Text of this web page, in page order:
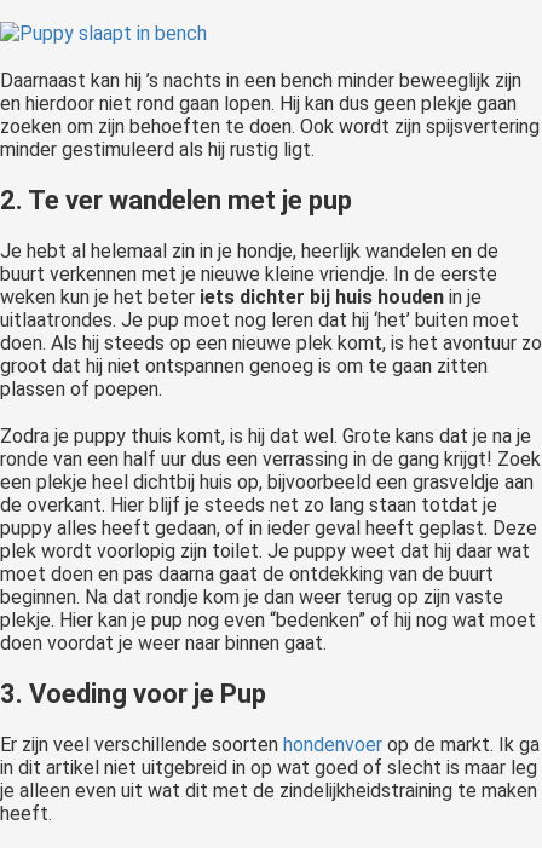
Daarnaast kan hij ’s nachts in een bench minder beweeglijk zijn
en hierdoor niet rond gaan lopen. Hij kan dus geen plekje gaan
zoeken om zijn behoeften te doen. Ook wordt zijn spijsvertering
minder gestimuleerd als hij rustig ligt.
2. Te ver wandelen met je pup
Je hebt al helemaal zin in je hondje, heerlijk wandelen en de
buurt verkennen met je nieuwe kleine vriendje. In de eerste
weken kun je het beter iets dichter bij huis houden in je
uitlaatrondes. Je pup moet nog leren dat hij ‘het’ buiten moet
doen. Als hij steeds op een nieuwe plek komt, is het avontuur zo
groot dat hij niet ontspannen genoeg is om te gaan zitten
plassen of poepen.
Zodra je puppy thuis komt, is hij dat wel. Grote kans dat je na je
ronde van een half uur dus een verrassing in de gang krijgt! Zoek
een plekje heel dichtbij huis op, bijvoorbeeld een grasveldje aan
de overkant. Hier blijf je steeds net zo lang staan totdat je
puppy alles heeft gedaan, of in ieder geval heeft geplast. Deze
plek wordt voorlopig zijn toilet. Je puppy weet dat hij daar wat
moet doen en pas daarna gaat de ontdekking van de buurt
beginnen. Na dat rondje kom je dan weer terug op zijn vaste
plekje. Hier kan je pup nog even “bedenken” of hij nog wat moet
doen voordat je weer naar binnen gaat.
3. Voeding voor je Pup
Er zijn veel verschillende soorten hondenvoer op de markt. Ik ga
in dit artikel niet uitgebreid in op wat goed of slecht is maar leg
je alleen even uit wat dit met de zindelijkheidstraining te maken
heeft.